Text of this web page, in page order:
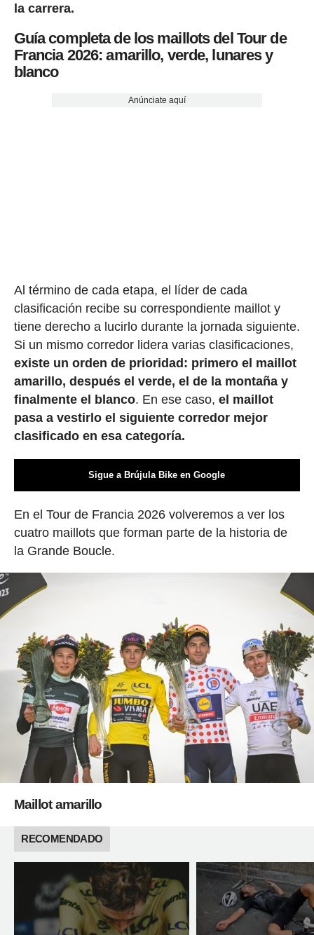
la carrera.
Guía completa de los maillots del Tour de
Francia 2026: amarillo, verde, lunares y
blanco
Anúnciate aquí
Al término de cada etapa, el líder de cada
clasificación recibe su correspondiente maillot y
tiene derecho a lucirlo durante la jornada siguiente.
Si un mismo corredor lidera varias clasificaciones,
existe un orden de prioridad: primero el maillot
amarillo, después el verde, el de la montaña y
finalmente el blanco. En ese caso, el maillot
pasa a vestirlo el siguiente corredor mejor
clasificado en esa categoría.
Sigue a Brújula Bike en Google
En el Tour de Francia 2026 volveremos a ver los
cuatro maillots que forman parte de la historia de
la Grande Boucle.
Maillot amarillo
RECOMENDADO